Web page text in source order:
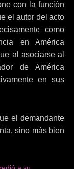
con la función
el autor del acto
como
en América
al asociarse al
de América
en sus
el demandante
sino más bien